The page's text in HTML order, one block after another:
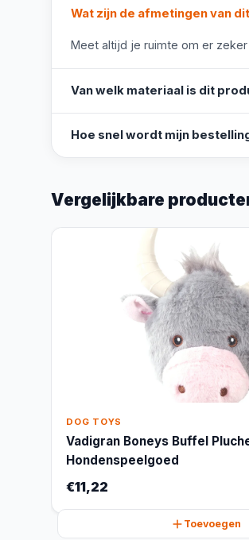
Wat zijn de afmetingen van
Meet altijd je ruimte om er
Van welk materiaal is dit
Hoe snel wordt mijn
Vergelijkbare
DOG TOYS
Vadigran Boneys Buffel
Hondenspeelgoed
€11,22
Toevoegen